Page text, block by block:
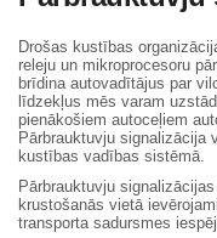
Drošas kustības
releju un mikroprocesoru
brīdina autovadītājus par
līdzekļus mēs varam
pienākošiem autoceļiem
Pārbrauktuvju signalizācija
kustības vadības sistēmā.
Pārbrauktuvju
krustošanās vietā
transporta sadursmes